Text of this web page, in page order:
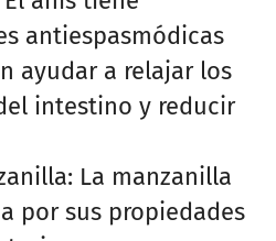
antiespasmódicas
ayudar a relajar los
intestino y reducir
La manzanilla
por sus propiedades